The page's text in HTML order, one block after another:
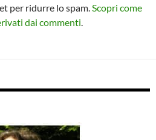
per ridurre lo spam. Scopri come
dai commenti